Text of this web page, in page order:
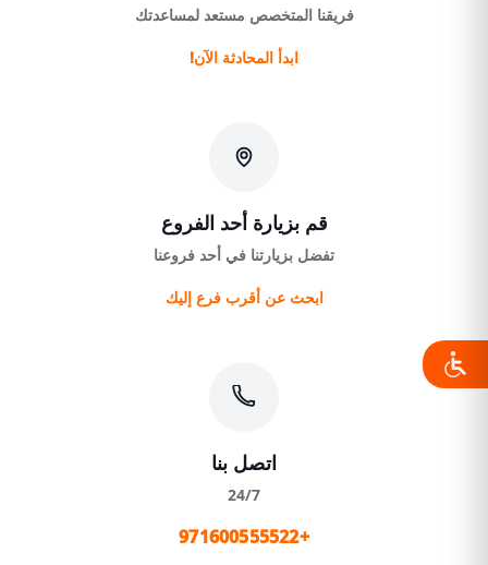
فريقنا المتخصص مستعد لمساعدتك
ابدأ المحادثة الآن!
قم بزيارة أحد الفروع
تفضل بزيارتنا في أحد فروعنا
ابحث عن أقرب فرع إليك
اتصل بنا
24/7
+971600555522